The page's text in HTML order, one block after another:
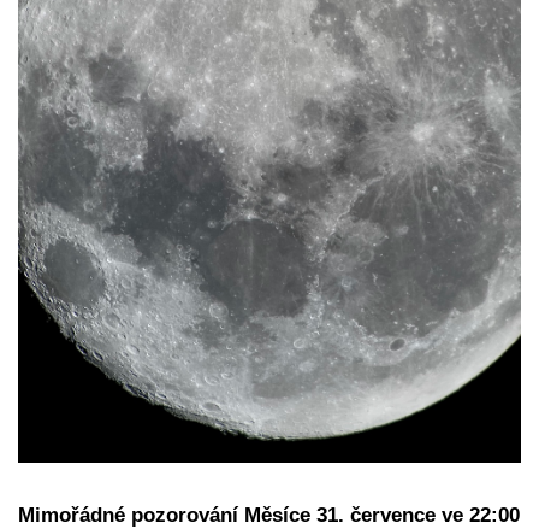
Mimořádné pozorování Měsíce 31. července ve 22:00